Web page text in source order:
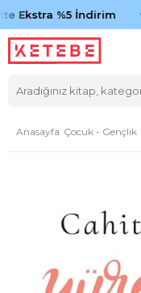
Ekstra %5 İndirim
Anasayfa Çocuk - Gençlik